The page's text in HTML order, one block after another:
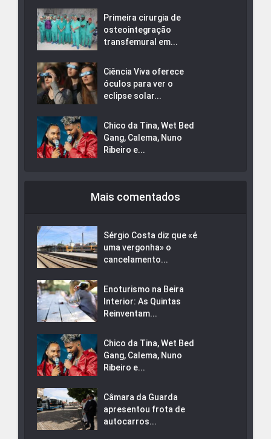
Primeira cirurgia de
osteointegração
transfemural em...
Ciência Viva oferece
óculos para ver o
eclipse solar...
Chico da Tina, Wet Bed
Gang, Calema, Nuno
Ribeiro e...
Mais comentados
Sérgio Costa diz que «é
uma vergonha» o
cancelamento...
Enoturismo na Beira
Interior: As Quintas
Reinventam...
Chico da Tina, Wet Bed
Gang, Calema, Nuno
Ribeiro e...
Câmara da Guarda
apresentou frota de
autocarros...